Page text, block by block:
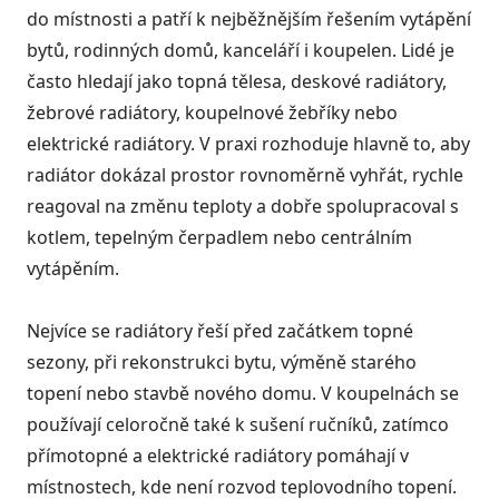
do místnosti a patří k nejběžnějším řešením vytápění
bytů, rodinných domů, kanceláří i koupelen. Lidé je
často hledají jako topná tělesa, deskové radiátory,
žebrové radiátory, koupelnové žebříky nebo
elektrické radiátory. V praxi rozhoduje hlavně to, aby
radiátor dokázal prostor rovnoměrně vyhřát, rychle
reagoval na změnu teploty a dobře spolupracoval s
kotlem, tepelným čerpadlem nebo centrálním
vytápěním.
Nejvíce se radiátory řeší před začátkem topné
sezony, při rekonstrukci bytu, výměně starého
topení nebo stavbě nového domu. V koupelnách se
používají celoročně také k sušení ručníků, zatímco
přímotopné a elektrické radiátory pomáhají v
místnostech, kde není rozvod teplovodního topení.